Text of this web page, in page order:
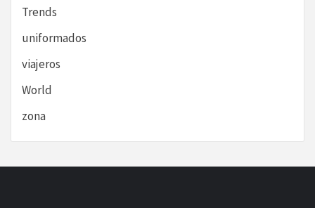
Trends
uniformados
viajeros
World
zona